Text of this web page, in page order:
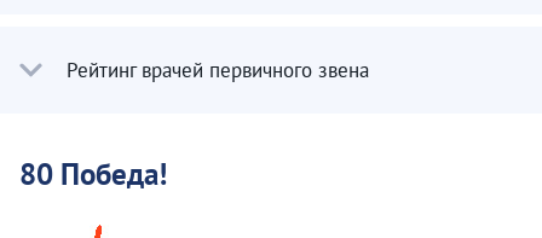
Рейтинг врачей первичного звена
80 Победа!